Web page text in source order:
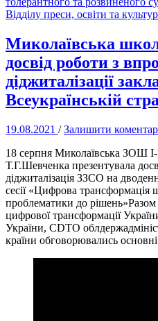
Відділу преси, освіти та
Миколаївська
досвід роботи з
діджиталізації
Всеукраїнській
19.08.2021 /Залишити коментар
18 серпня Миколаївська ЗОШ І-
Т.Г.Шевченка презентувала
діджиталізація ЗЗСО на
сесії «Цифрова трансформація
проблематики до рішень»Разом
цифрової трансформації
України, CDTO
країни обговорювались